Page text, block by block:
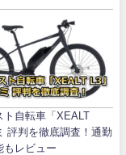
自転車「XEALT
評判を徹底調査！通勤
もレビュー